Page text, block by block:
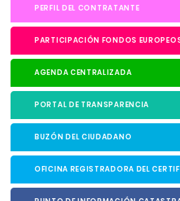
PERFIL DEL CONTRATANTE
PARTICIPACIÓN FONDOS
AGENDA CENTRALIZADA
PORTAL DE TRANSPARENCIA
BUZÓN DEL CIUDADANO
OFICINA REGISTRADORA DEL